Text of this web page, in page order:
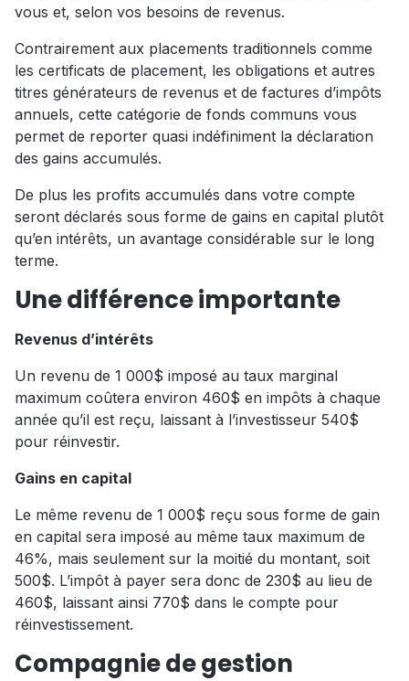
vous et, selon vos besoins de revenus.
Contrairement aux placements traditionnels comme
les certificats de placement, les obligations et autres
titres générateurs de revenus et de factures d’impôts
annuels, cette catégorie de fonds communs vous
permet de reporter quasi indéfiniment la déclaration
des gains accumulés.
De plus les profits accumulés dans votre compte
seront déclarés sous forme de gains en capital plutôt
qu’en intérêts, un avantage considérable sur le long
terme.
Une différence importante
Revenus d’intérêts
Un revenu de 1 000$ imposé au taux marginal
maximum coûtera environ 460$ en impôts à chaque
année qu’il est reçu, laissant à l’investisseur 540$
pour réinvestir.
Gains en capital
Le même revenu de 1 000$ reçu sous forme de gain
en capital sera imposé au même taux maximum de
46%, mais seulement sur la moitié du montant, soit
500$. L’impôt à payer sera donc de 230$ au lieu de
460$, laissant ainsi 770$ dans le compte pour
réinvestissement.
Compagnie de gestion